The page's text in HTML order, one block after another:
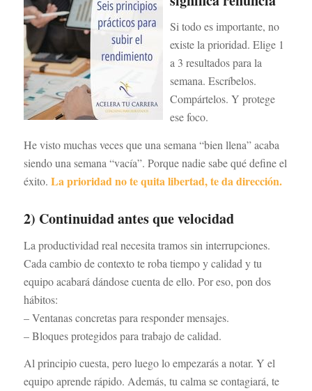
Si todo es importante, no
existe la prioridad. Elige 1
a 3 resultados para la
semana. Escríbelos.
Compártelos. Y protege
ese foco.
He visto muchas veces que una semana “bien llena” acaba
siendo una semana “vacía”. Porque nadie sabe qué define el
éxito. La prioridad no te quita libertad, te da dirección.
2) Continuidad antes que velocidad
La productividad real necesita tramos sin interrupciones.
Cada cambio de contexto te roba tiempo y calidad y tu
equipo acabará dándose cuenta de ello. Por eso, pon dos
hábitos:
– Ventanas concretas para responder mensajes.
– Bloques protegidos para trabajo de calidad.
Al principio cuesta, pero luego lo empezarás a notar. Y el
equipo aprende rápido. Además, tu calma se contagiará, te